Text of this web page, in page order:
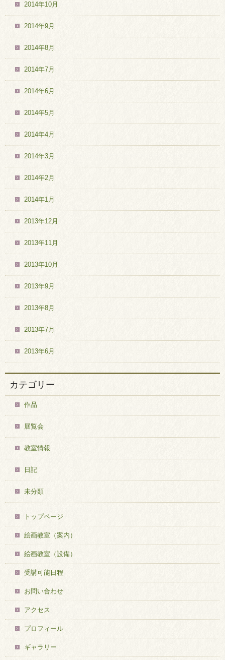
2014年10月
2014年9月
2014年8月
2014年7月
2014年6月
2014年5月
2014年4月
2014年3月
2014年2月
2014年1月
2013年12月
2013年11月
2013年10月
2013年9月
2013年8月
2013年7月
2013年6月
カテゴリー
作品
展覧会
教室情報
日記
未分類
トップページ
絵画教室（案内）
絵画教室（設備）
受講可能日程
お問い合わせ
アクセス
プロフィール
ギャラリー